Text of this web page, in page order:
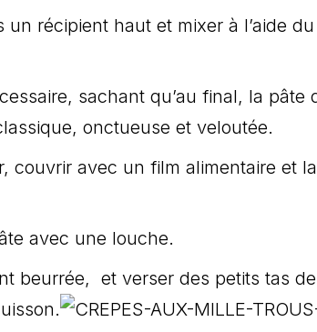
récipient haut et mixer à l’aide
sachant qu’au final, la
onctueuse et veloutée.
couvrir avec un film alimentaire et
avec une louche.
beurrée, et verser des petits tas